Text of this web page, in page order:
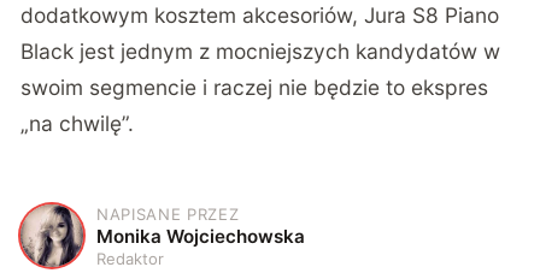
dodatkowym kosztem akcesoriów, Jura S8 Piano
Black jest jednym z mocniejszych kandydatów w
swoim segmencie i raczej nie będzie to ekspres
„na chwilę”.
M
NAPISANE PRZEZ
Monika Wojciechowska
Redaktor